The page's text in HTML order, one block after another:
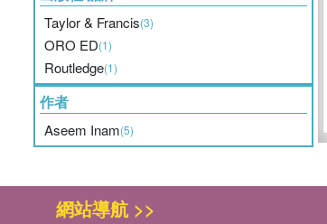
Taylor & Francis(3)
ORO ED(1)
Routledge(1)
作者
Aseem Inam(5)
網站導航 >>